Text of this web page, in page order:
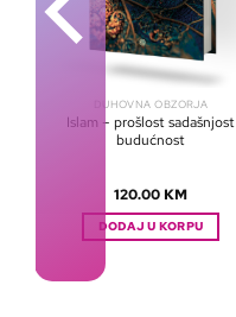
DUHOVNA OBZORJA
Islam – prošlost sadašnjost
budućnost
120.00 KM
DODAJ U KORPU